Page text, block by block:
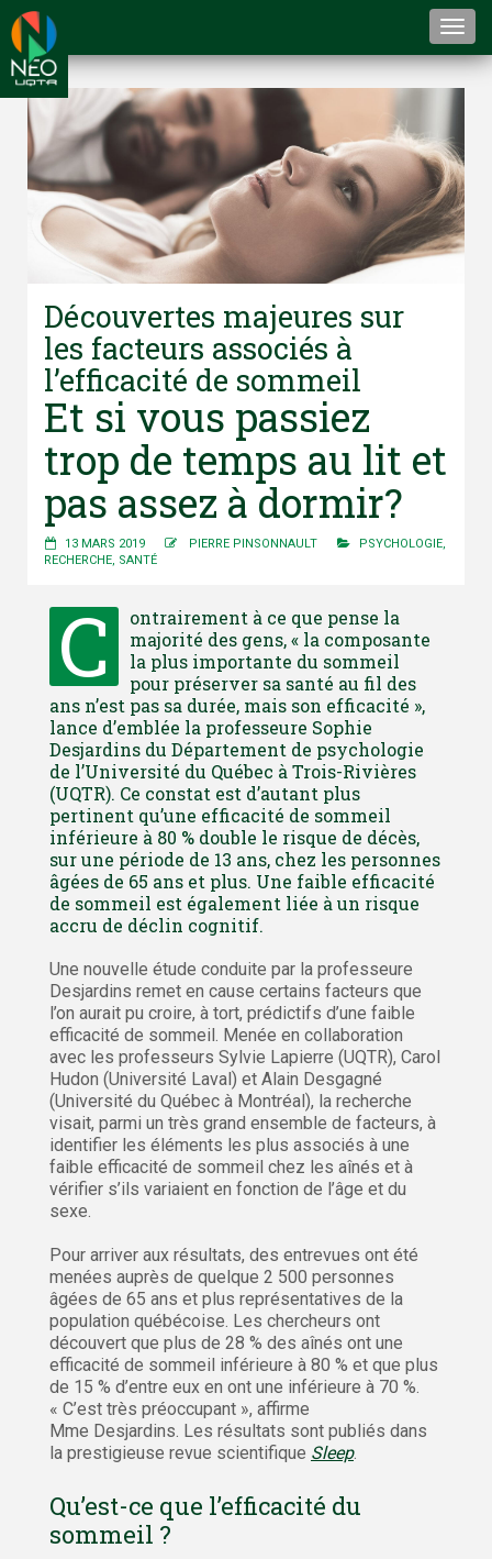
Découvertes majeures sur
les facteurs associés à
l’efficacité de sommeil
Et si vous passiez
trop de temps au lit et
pas assez à dormir?
13 MARS 2019 PIERRE PINSONNAULT PSYCHOLOGIE,
RECHERCHE, SANTÉ
C
ontrairement à ce que pense la
majorité des gens, « la composante
la plus importante du sommeil
pour préserver sa santé au fil des
ans n’est pas sa durée, mais son efficacité »,
lance d’emblée la professeure Sophie
Desjardins du Département de psychologie
de l’Université du Québec à Trois-Rivières
(UQTR). Ce constat est d’autant plus
pertinent qu’une efficacité de sommeil
inférieure à 80 % double le risque de décès,
sur une période de 13 ans, chez les personnes
âgées de 65 ans et plus. Une faible efficacité
de sommeil est également liée à un risque
accru de déclin cognitif.
Une nouvelle étude conduite par la professeure
Desjardins remet en cause certains facteurs que
l’on aurait pu croire, à tort, prédictifs d’une faible
efficacité de sommeil. Menée en collaboration
avec les professeurs Sylvie Lapierre (UQTR), Carol
Hudon (Université Laval) et Alain Desgagné
(Université du Québec à Montréal), la recherche
visait, parmi un très grand ensemble de facteurs, à
identifier les éléments les plus associés à une
faible efficacité de sommeil chez les aînés et à
vérifier s’ils variaient en fonction de l’âge et du
sexe.
Pour arriver aux résultats, des entrevues ont été
menées auprès de quelque 2 500 personnes
âgées de 65 ans et plus représentatives de la
population québécoise. Les chercheurs ont
découvert que plus de 28 % des aînés ont une
efficacité de sommeil inférieure à 80 % et que plus
de 15 % d’entre eux en ont une inférieure à 70 %.
« C’est très préoccupant », affirme
Mme Desjardins. Les résultats sont publiés dans
la prestigieuse revue scientifique Sleep.
Qu’est-ce que l’efficacité du
sommeil ?